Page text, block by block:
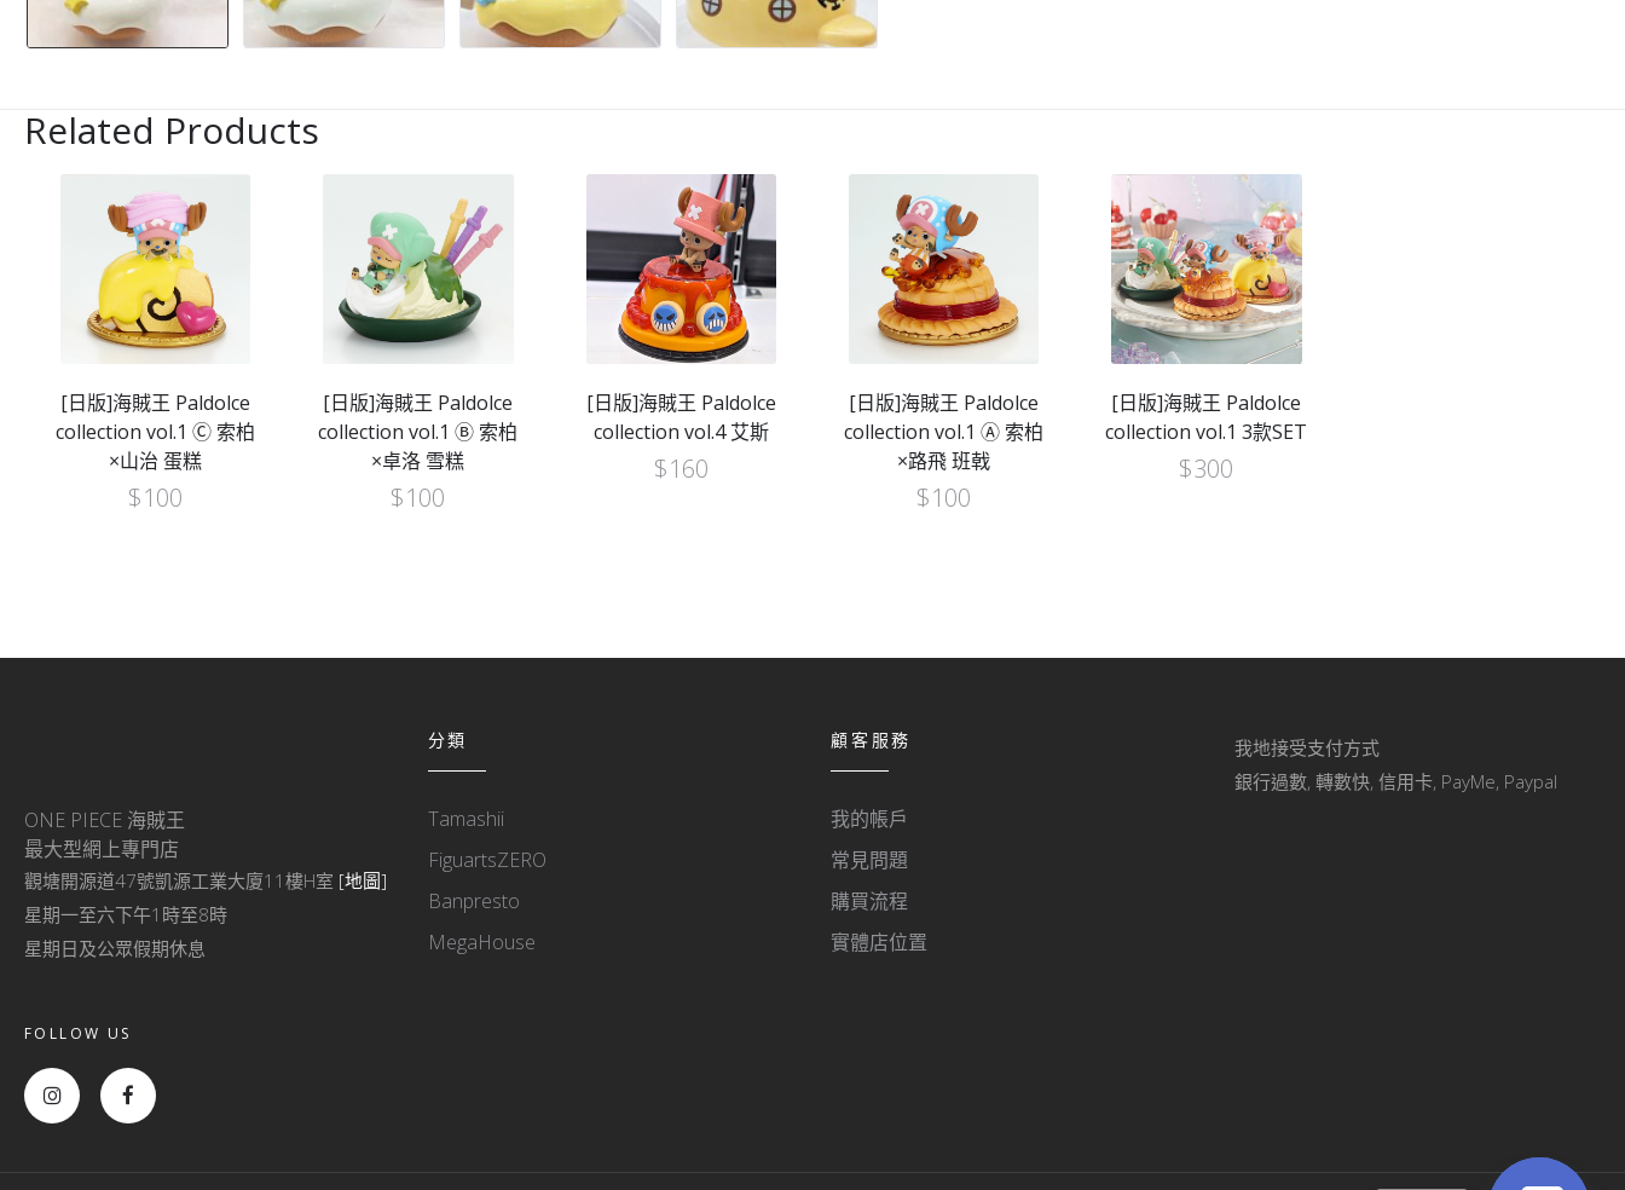
Related Products
[日版]海賊王 Paldolce
collection vol.1 Ⓒ 索柏
×山治 蛋糕
$100
[日版]海賊王 Paldolce
collection vol.1 Ⓑ 索柏
×卓洛 雪糕
$100
[日版]海賊王 Paldolce
collection vol.4 艾斯
$160
[日版]海賊王 Paldolce
collection vol.1 Ⓐ 索柏
×路飛 班戟
$100
[日版]海賊王 Paldolce
collection vol.1 3款SET
$300
ONE PIECE 海賊王
最大型網上專門店
觀塘開源道47號凱源工業大廈11樓H室 [地圖]
星期一至六下午1時至8時
星期日及公眾假期休息
FOLLOW US
分類
Tamashii
FiguartsZERO
Banpresto
MegaHouse
顧客服務
我的帳戶
常見問題
購買流程
實體店位置
我地接受支付方式
銀行過數, 轉數快, 信用卡, PayMe, Paypal